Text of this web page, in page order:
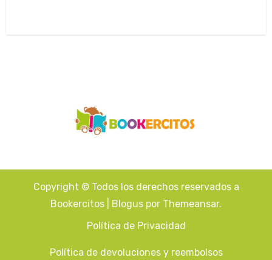
Copyright © Todos los derechos reservados a
Bookercitos
Blogus por Themeansar.
Política de Privacidad
Política de devoluciones y reembolsos